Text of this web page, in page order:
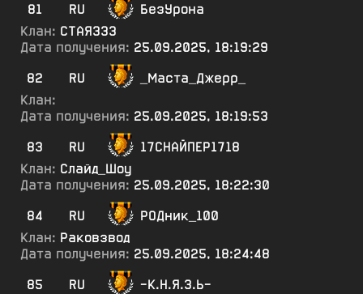
81
RU
БезУрона
Клан: СТАЯ333
Дата получения: 25.09.2025, 18:19:29
82
RU
_Маста_Джерр_
Клан:
Дата получения: 25.09.2025, 18:19:53
83
RU
17СНАЙПЕР1718
Клан: Слайд_Шоу
Дата получения: 25.09.2025, 18:22:30
84
RU
РОДник_100
Клан: Раковзвод
Дата получения: 25.09.2025, 18:24:48
85
RU
-К.Н.Я.З.Ь-